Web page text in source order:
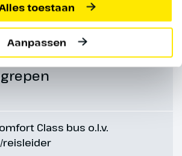
toestaan
Aanpassen
Class bus o.l.v.
praktische informatie